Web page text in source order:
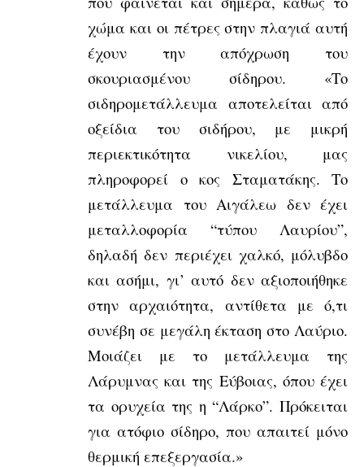
χώμα και οι πέτρες στην πλαγιά αυτή
έχουν την απόχρωση του
σκουριασμένου σίδηρου. «Το
σιδηρομετάλλευμα αποτελείται από
οξείδια του σιδήρου, με μικρή
περιεκτικότητα νικελίου, μας
πληροφορεί ο κος Σταματάκης. Το
μετάλλευμα του Αιγάλεω δεν έχει
μεταλλοφορία “τύπου Λαυρίου”,
δηλαδή δεν περιέχει χαλκό, μόλυβδο
και ασήμι, γι’ αυτό δεν αξιοποιήθηκε
στην αρχαιότητα, αντίθετα με ό,τι
συνέβη σε μεγάλη έκταση στο Λαύριο.
Μοιάζει με το μετάλλευμα της
Λάρυμνας και της Εύβοιας, όπου έχει
τα ορυχεία της η “Λάρκο”. Πρόκειται
για ατόφιο σίδηρο, που απαιτεί μόνο
θερμική επεξεργασία.»